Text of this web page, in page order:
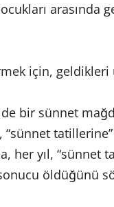
için,
bir sünnet
her yıl,
öldüğünü